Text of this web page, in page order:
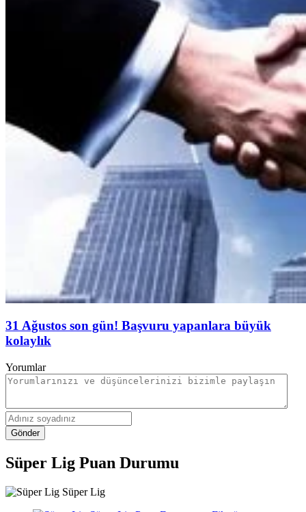
31 Ağustos son gün! Başvuru yapanlara büyük
kolaylık
Yorumlar
Gönder
Süper Lig Puan Durumu
Süper Lig